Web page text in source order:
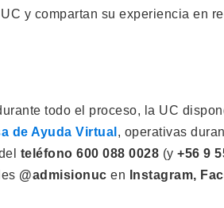
y compartan su experiencia en
todo el proceso, la UC
de Ayuda Virtual , operativas
teléfono 600 088 0028 (y +56 9
@admisionuc en
Instagram,